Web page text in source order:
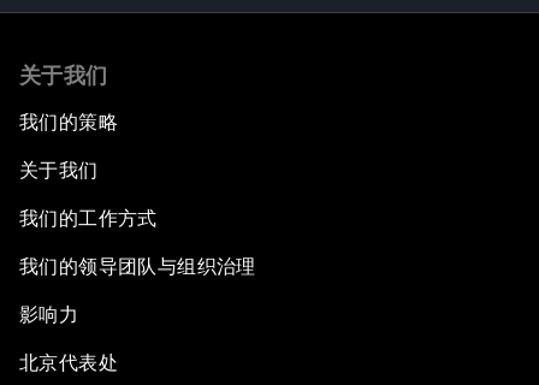
关于我们
我们的策略
关于我们
我们的工作方式
我们的领导团队与组织治理
影响力
北京代表处